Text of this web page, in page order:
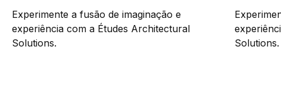
Experimente a fusão de imaginação e
experiência com a Études Architectural
Solutions.
Solutions.